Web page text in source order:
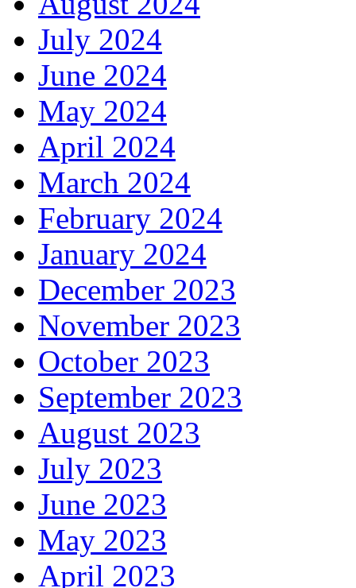
July 2024
June 2024
May 2024
April 2024
March 2024
February 2024
January 2024
December 2023
November 2023
October 2023
September 2023
August 2023
July 2023
June 2023
May 2023
April 2023